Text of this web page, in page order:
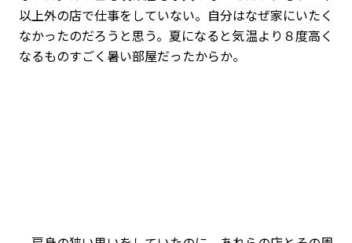
以上外の店で仕事をしていない。自分はなぜ家にいたく
なかったのだろうと思う。夏になると気温より８度高く
なるものすごく暑い部屋だったからか。